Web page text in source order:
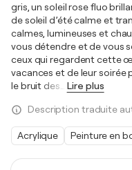
gris, un soleil rose fluo
de soleil d’été calme et
calmes, lumineuses et
vous détendre et de vous
ceux qui regardent cette
vacances et de leur soirée
le bruit des
Lire plus
Description traduite
Acrylique Peinture en